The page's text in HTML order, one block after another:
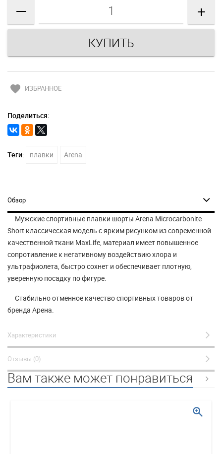
— +
favorite ИЗБРАННОЕ
Поделиться:
Теги: плавки Arena
Обзор
Мужские спортивные плавки шорты Arena Microcarbonite
Short классическая модель с ярким рисунком из современной
качественной ткани MaxLife, материал имеет повышенное
сопротивление к негативному воздействию хлора и
ультрафиолета, быстро сохнет и обеспечивает плотную,
уверенную посадку по фигуре.
Стабильно отменное качество спортивных товаров от
бренда Арена.
Характеристики
Отзывы (0)
Вам также может понравиться
zoom_in